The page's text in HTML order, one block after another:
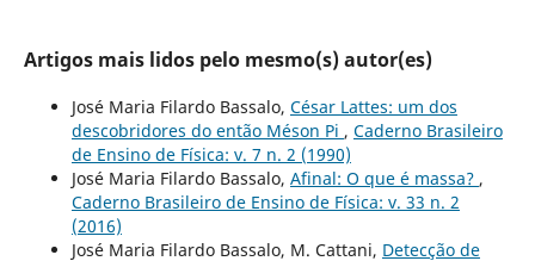
Artigos mais lidos pelo mesmo(s) autor(es)
José Maria Filardo Bassalo, César Lattes: um dos
descobridores do então Méson Pi , Caderno Brasileiro
de Ensino de Física: v. 7 n. 2 (1990)
José Maria Filardo Bassalo, Afinal: O que é massa? ,
Caderno Brasileiro de Ensino de Física: v. 33 n. 2
(2016)
José Maria Filardo Bassalo, M. Cattani, Detecção de